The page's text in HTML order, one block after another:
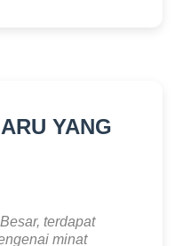
YANG
terdapat
minat